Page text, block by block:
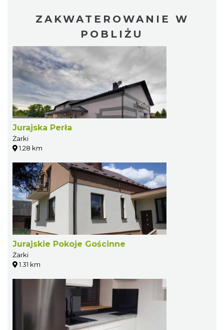
ZAKWATEROWANIE W
POBLIŻU
Jurajska Perła
Żarki
1.28 km
Jurajskie Pokoje Gościnne
Żarki
1.31 km